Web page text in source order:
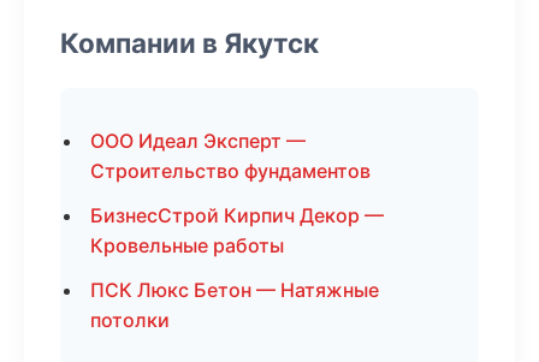
Компании в Якутск
ООО Идеал Эксперт —
Строительство фундаментов
БизнесСтрой Кирпич Декор —
Кровельные работы
ПСК Люкс Бетон — Натяжные
потолки